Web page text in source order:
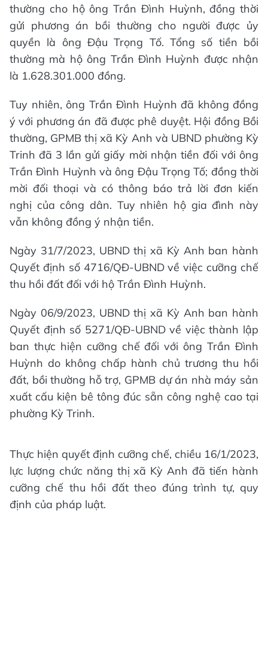
thường cho hộ ông Trần Đình Huỳnh, đồng thời
gửi phương án bồi thường cho người được ủy
quyền là ông Đậu Trọng Tố. Tổng số tiền bồi
thường mà hộ ông Trần Đình Huỳnh được nhận
là 1.628.301.000 đồng.
Tuy nhiên, ông Trần Đình Huỳnh đã không đồng
ý với phương án đã được phê duyệt. Hội đồng Bồi
thường, GPMB thị xã Kỳ Anh và UBND phường Kỳ
Trinh đã 3 lần gửi giấy mời nhận tiền đối với ông
Trần Đình Huỳnh và ông Đậu Trọng Tố; đồng thời
mời đối thoại và có thông báo trả lời đơn kiến
nghị của công dân. Tuy nhiên hộ gia đình này
vẫn không đồng ý nhận tiền.
Ngày 31/7/2023, UBND thị xã Kỳ Anh ban hành
Quyết định số 4716/QĐ-UBND về việc cưỡng chế
thu hồi đất đối với hộ Trần Đình Huỳnh.
Ngày 06/9/2023, UBND thị xã Kỳ Anh ban hành
Quyết định số 5271/QÐ-UBND về việc thành lập
ban thực hiện cưỡng chế đối với ông Trần Đình
Huỳnh do không chấp hành chủ trương thu hồi
đất, bồi thường hỗ trợ, GPMB dự án nhà máy sản
xuất cấu kiện bê tông đúc sẵn công nghệ cao tại
phường Kỳ Trinh.
Thực hiện quyết định cưỡng chế, chiều 16/1/2023,
lực lượng chức năng thị xã Kỳ Anh đã tiến hành
cưỡng chế thu hồi đất theo đúng trình tự, quy
định của pháp luật.